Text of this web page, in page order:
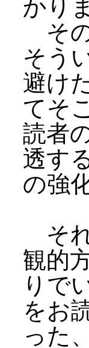
かり
そ
そう
避け
てそ
読者
透す
の強
そ
観的
りで
をお
った